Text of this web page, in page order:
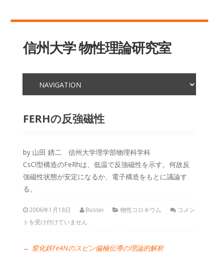
信州大学 物性理論研究室
FERHの反強磁性
by 山田 銹二 信州大学理学部物理科学科
CsCl型構造のFeRhは、低温で反強磁性を示す。何故反
強磁性状態が安定になるか、電子構造をもとに議論す
る。
2006年1月18日 Bussei 物性コロキウム
コメン
トを受け付けていません
← 窒化鉄Fe4Nのスピン偏極伝導の理論的解析